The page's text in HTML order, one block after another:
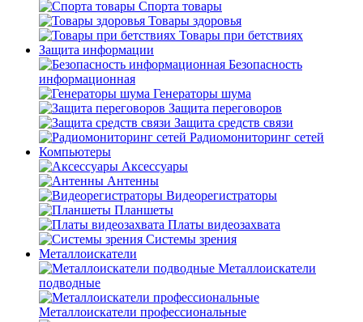
Спорта товары
Товары здоровья
Товары при бетствиях
Защита информации
Безопасность
информационная
Генераторы шума
Защита переговоров
Защита средств связи
Радиомониторинг сетей
Компьютеры
Аксессуары
Антенны
Видеорегистраторы
Планшеты
Платы видеозахвата
Системы зрения
Металлоискатели
Металлоискатели
подводные
Металлоискатели профессиональные